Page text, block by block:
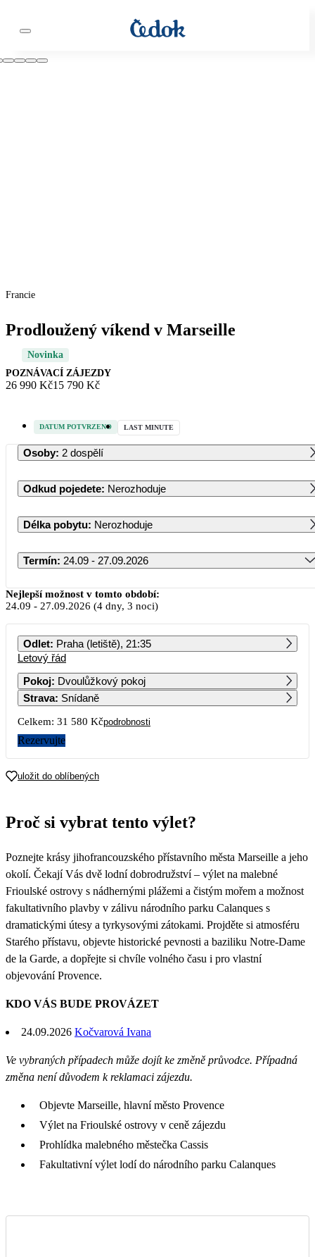
Francie
Prodloužený víkend v Marseille
Novinka
POZNÁVACÍ ZÁJEZDY
26 990 Kč15 790 Kč
DATUM POTVRZENO LAST MINUTE
Osoby: 2 dospělí
Odkud pojedete: Nerozhoduje
Délka pobytu: Nerozhoduje
Termín: 24.09 - 27.09.2026
Září 2026
PO ÚT ST ČT PÁ SO NE
7
21
Nejlepší možnost v tomto období:
24.09 - 27.09.2026 (4 dny, 3 noci)
Odlet: Praha (letiště), 21:35
Letový řád
Pokoj: Dvoulůžkový pokoj
Strava: Snídaně
Celkem: 31 580 Kčpodrobnosti
Rezervujte
uložit do oblíbených
Proč si vybrat tento výlet?
Poznejte krásy jihofrancouzského přístavního města Marseille a jeho
okolí. Čekají Vás dvě lodní dobrodružství – výlet na malebné
Frioulské ostrovy s nádhernými plážemi a čistým mořem a možnost
fakultativního plavby v zálivu národního parku Calanques s
dramatickými útesy a tyrkysovými zátokami. Projděte si atmosféru
Starého přístavu, objevte historické pevnosti a baziliku Notre-Dame
de la Garde, a dopřejte si chvíle volného času i pro vlastní
objevování Provence.
KDO VÁS BUDE PROVÁZET
24.09.2026 Kočvarová Ivana
Ve vybraných případech může dojít ke změně průvodce. Případná
změna není důvodem k reklamaci zájezdu.
Objevte Marseille, hlavní město Provence
Výlet na Frioulské ostrovy v ceně zájezdu
Prohlídka malebného městečka Cassis
Fakultativní výlet lodí do národního parku Calanques